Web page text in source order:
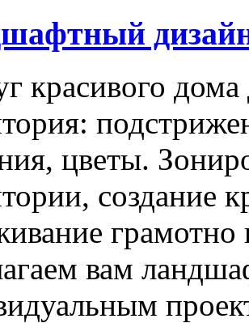
красивого
цветы.
создание
вам